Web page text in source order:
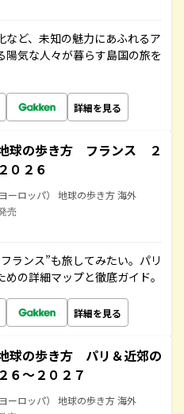
ど、未知の魅力にあふれるア
陽気な人々が暮らす島国の旅を
詳細を見る
球の歩き方 フランス ２
０２６
ーロッパ） 地球の歩き方 海外
売
ランス”も旅してみたい。パリ
の詳細マップと徹底ガイド。
詳細を見る
球の歩き方 パリ＆近郊の
～２０２７
ーロッパ） 地球の歩き方 海外